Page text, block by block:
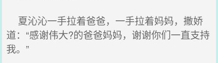
夏沁沁一手拉着爸爸，一手拉着妈妈，撒娇
道：“感谢伟大?的爸爸妈妈，谢谢你们一直支持
我。”